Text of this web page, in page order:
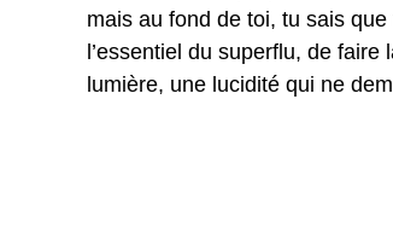
mais au fond de toi, tu sais
l’essentiel du superflu, de
lumière, une lucidité qui ne